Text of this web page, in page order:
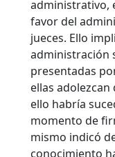
administrativo,
favor del
jueces. Ello
administración
presentadas
ellas adolezcan
ello habría
momento de
mismo indicó
conocimiento